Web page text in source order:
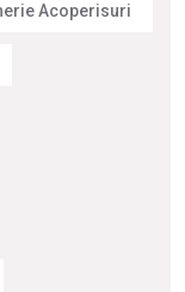
Acoperisuri